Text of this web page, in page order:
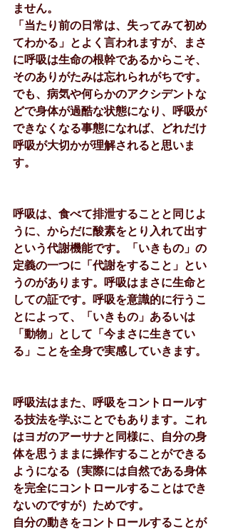
ません。
「当たり前の日常は、失ってみて初め
てわかる」とよく言われますが、まさ
に呼吸は生命の根幹であるからこそ、
そのありがたみは忘れられがちです。
でも、病気や何らかのアクシデントな
どで身体が過酷な状態になり、呼吸が
できなくなる事態になれば、どれだけ
呼吸が大切かが理解されると思いま
す。
呼吸は、食べて排泄することと同じよ
うに、からだに酸素をとり入れて出す
という代謝機能です。「いきもの」の
定義の一つに「代謝をすること」とい
うのがあります。呼吸はまさに生命と
しての証です。呼吸を意識的に行うこ
とによって、「いきもの」あるいは
「動物」として「今まさに生きてい
る」ことを全身で実感していきます。
呼吸法はまた、呼吸をコントロールす
る技法を学ぶことでもあります。これ
はヨガのアーサナと同様に、自分の身
体を思うままに操作することができる
ようになる（実際には自然である身体
を完全にコントロールすることはでき
ないのですが）ためです。
自分の動きをコントロールすることが